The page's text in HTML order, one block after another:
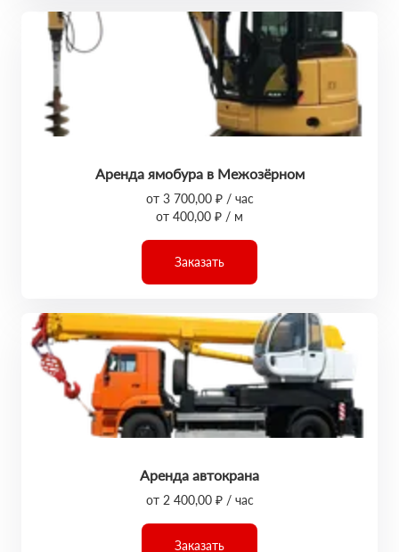
Аренда ямобура в Межозёрном
от 3 700,00 ₽ / час
от 400,00 ₽ / м
Заказать
Аренда автокрана
от 2 400,00 ₽ / час
Заказать